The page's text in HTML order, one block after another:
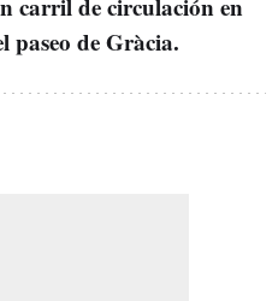
carril de circulación en
paseo de Gràcia.